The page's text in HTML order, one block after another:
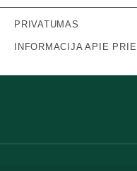
PRIVATUMAS
INFORMACIJA APIE